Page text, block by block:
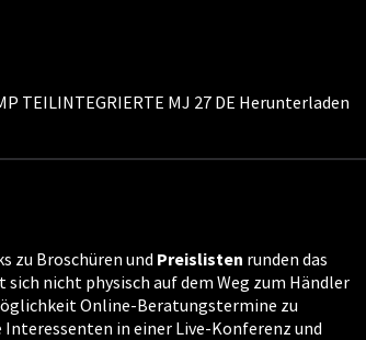
TEILINTEGRIERTE MJ 27 DE Herunterladen
zu Broschüren und Preislisten runden das
nicht physisch auf dem Weg zum Händler
Online-Beratungstermine zu
in einer Live-Konferenz und